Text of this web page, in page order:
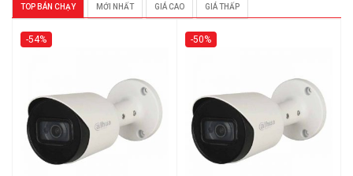
TOP BÁN CHẠY MỚI NHẤT GIÁ CAO GIÁ THẤP
-54% -50%